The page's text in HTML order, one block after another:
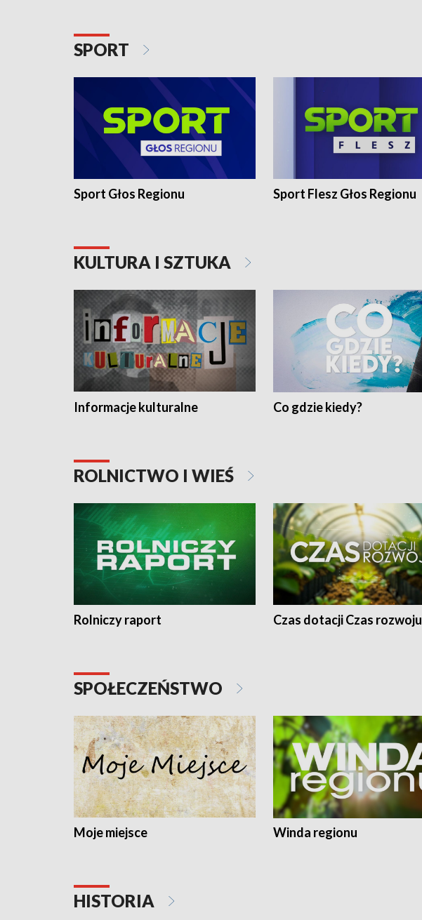
SPORT
Sport Głos Regionu Sport Flesz Głos Regionu
KULTURA I SZTUKA
Informacje kulturalne Co gdzie kiedy?
ROLNICTWO I WIEŚ
Rolniczy raport Czas dotacji Czas rozwoju
SPOŁECZEŃSTWO
Moje miejsce Winda regionu
HISTORIA